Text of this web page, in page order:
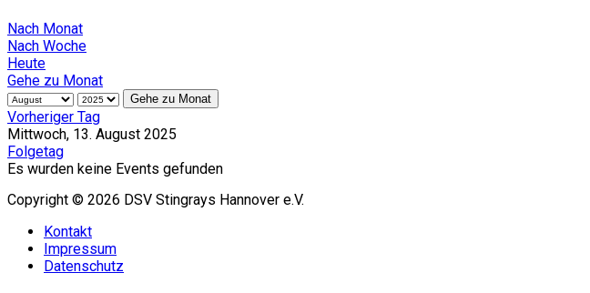
Nach Monat
Nach Woche
Heute
Gehe zu Monat
Gehe zu Monat
Vorheriger Tag
Mittwoch, 13. August 2025
Folgetag
Es wurden keine Events gefunden
Copyright © 2026 DSV Stingrays Hannover e.V.
Kontakt
Impressum
Datenschutz